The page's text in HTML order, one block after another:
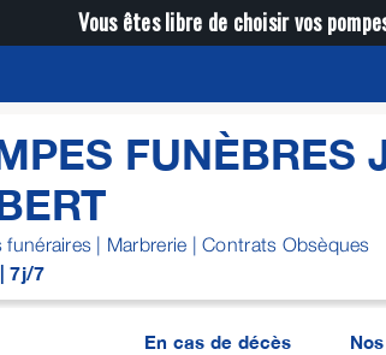
Vous êtes libre de choisir vos
FUNÈBRES
funéraires | Marbrerie | Contrats Obsèques
7j/7
En cas de décès